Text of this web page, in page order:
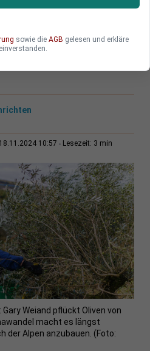
erwarten spanische und
Preise. Nur Italien
10:57 Lesezeit: 3 min
Weiand pflückt Oliven von
macht es längst
der Alpen anzubauen. (Foto:
sowie die AGB gelesen und erkläre